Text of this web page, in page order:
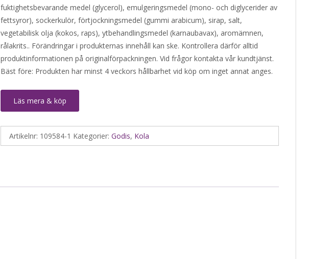
fuktighetsbevarande medel (glycerol), emulgeringsmedel (mono- och diglycerider av
fettsyror), sockerkulör, förtjockningsmedel (gummi arabicum), sirap, salt,
vegetabilisk olja (kokos, raps), ytbehandlingsmedel (karnaubavax), aromämnen,
rålakrits.. Förändringar i produkternas innehåll kan ske. Kontrollera därför alltid
produktinformationen på originalförpackningen. Vid frågor kontakta vår kundtjänst.
Bäst före: Produkten har minst 4 veckors hållbarhet vid köp om inget annat anges.
Läs mera & köp
Artikelnr: 109584-1 Kategorier: Godis, Kola